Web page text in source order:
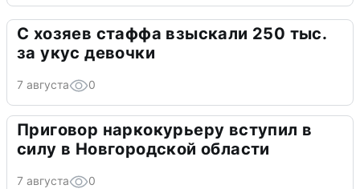
С хозяев стаффа взыскали 250 тыс.
за укус девочки
7 августа 0
Приговор наркокурьеру вступил в
силу в Новгородской области
7 августа 0